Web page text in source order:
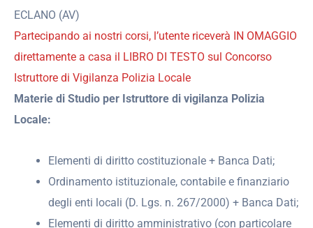
ECLANO (AV)
Partecipando ai nostri corsi, l’utente riceverà IN OMAGGIO
direttamente a casa il LIBRO DI TESTO sul Concorso
Istruttore di Vigilanza Polizia Locale
Materie di Studio per Istruttore di vigilanza Polizia
Locale:
Elementi di diritto costituzionale + Banca Dati;
Ordinamento istituzionale, contabile e finanziario
degli enti locali (D. Lgs. n. 267/2000) + Banca Dati;
Elementi di diritto amministrativo (con particolare